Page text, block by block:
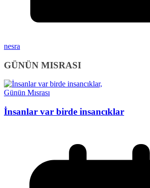
nesra
GÜNÜN MISRASI
Günün Mısrası
İnsanlar var birde insancıklar